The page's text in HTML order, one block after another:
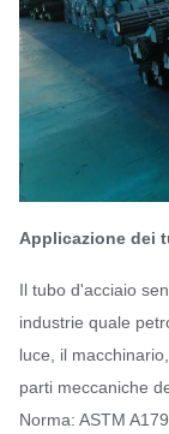
Applicazione dei
Il tubo d'acciaio
industrie quale
luce, il
parti meccaniche
Norma: ASTM A179